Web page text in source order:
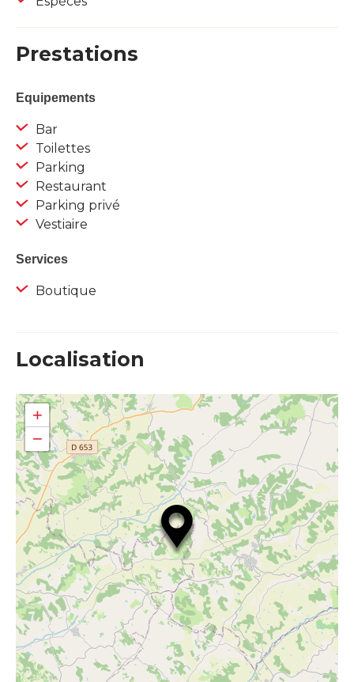
Prestations
Equipements
Bar
Toilettes
Parking
Restaurant
Parking privé
Vestiaire
Services
Boutique
Localisation
+
−